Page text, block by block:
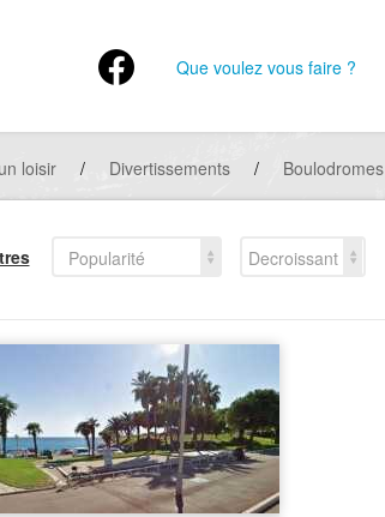
Que voulez vous faire ?
loisir / Divertissements / Boulodromes
Popularité
Decroissant